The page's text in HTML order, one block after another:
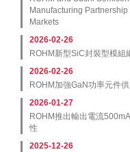
Manufacturing
Markets
2026-02-26
ROHM新型SiC封裝型模組
2026-02-26
ROHM加強GaN功率元件
2026-01-27
ROHM推出輸出電流
性
2025-12-26